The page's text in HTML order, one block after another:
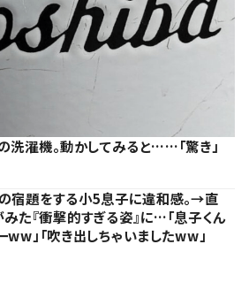
濯機。動かしてみると……「驚き」
宿題をする小5息子に違和感。→直
みた『衝撃的すぎる姿』に…「息子くん
ww」「吹き出しちゃいましたww」